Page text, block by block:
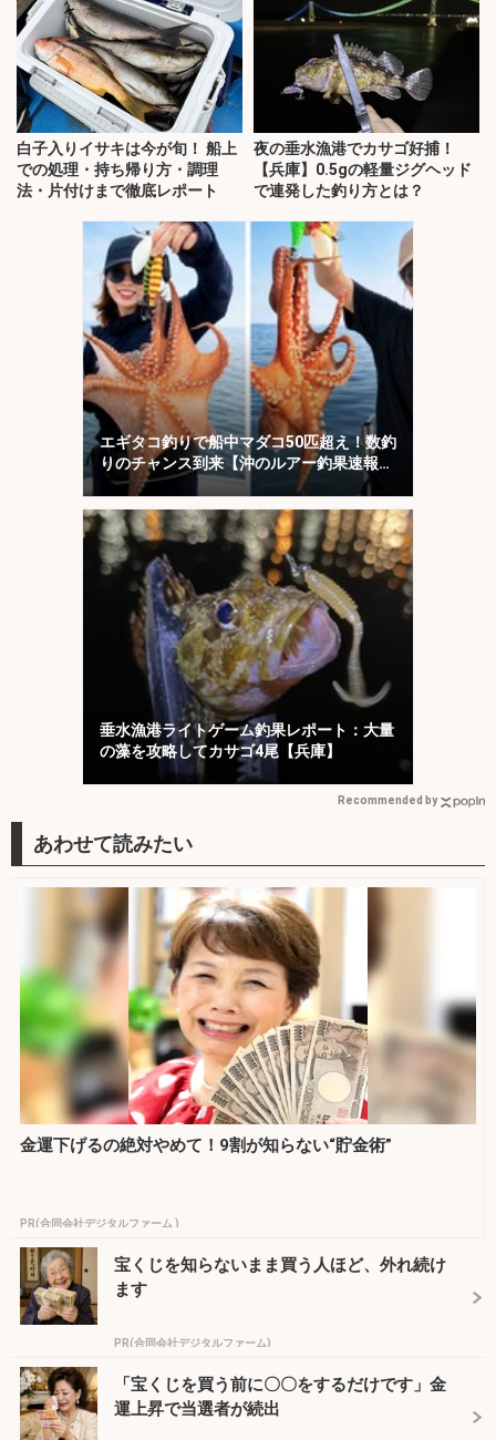
白子入りイサキは今が旬！ 船上
での処理・持ち帰り方・調理
法・片付けまで徹底レポート
夜の垂水漁港でカサゴ好捕！
【兵庫】0.5gの軽量ジグヘッド
で連発した釣り方とは？
エギタコ釣りで船中マダコ50匹超え！数釣
りのチャンス到来【沖のルアー釣果速報12
選・愛知・三重】
垂水漁港ライトゲーム釣果レポート：大量
の藻を攻略してカサゴ4尾【兵庫】
Recommended by
金運下げるの絶対やめて！9割が知らない“貯金術”
PR(合同会社デジタルファーム )
宝くじを知らないまま買う人ほど、外れ続け
ます
PR(合同会社デジタルファーム)
「宝くじを買う前に〇〇をするだけです」金
運上昇で当選者が続出